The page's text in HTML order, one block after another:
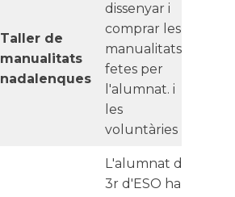
Taller de
manualitats
nadalenques
dissenyar i
comprar les
manualitats
fetes per
l'alumnat. i
les
voluntàries
L'alumnat de
3r d'ESO ha